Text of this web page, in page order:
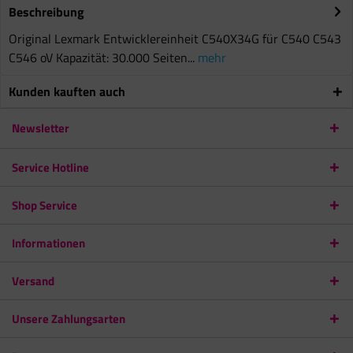
Beschreibung
Original Lexmark Entwicklereinheit C540X34G für C540 C543
C546 oV Kapazität: 30.000 Seiten... mehr
Kunden kauften auch
Newsletter
Service Hotline
Shop Service
Informationen
Versand
Unsere Zahlungsarten